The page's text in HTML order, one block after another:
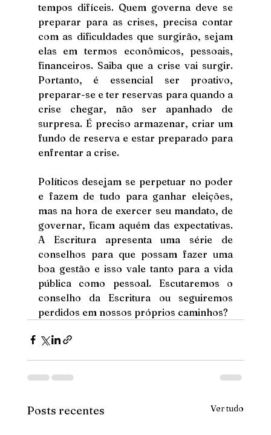
tempos difíceis. Quem governa deve se
preparar para as crises, precisa contar
com as dificuldades que surgirão, sejam
elas em termos econômicos, pessoais,
financeiros. Saiba que a crise vai surgir.
Portanto, é essencial ser proativo,
preparar-se e ter reservas para quando a
crise chegar, não ser apanhado de
surpresa. É preciso armazenar, criar um
fundo de reserva e estar preparado para
enfrentar a crise.
Políticos desejam se perpetuar no poder
e fazem de tudo para ganhar eleições,
mas na hora de exercer seu mandato, de
governar, ficam aquém das expectativas.
A Escritura apresenta uma série de
conselhos para que possam fazer uma
boa gestão e isso vale tanto para a vida
pública como pessoal. Escutaremos o
conselho da Escritura ou seguiremos
perdidos em nossos próprios caminhos?
Posts recentes Ver tudo